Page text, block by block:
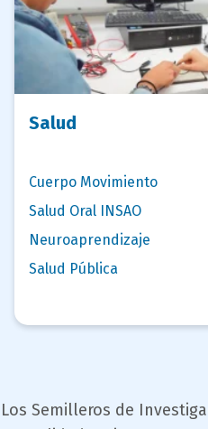
Salud
Cuerpo Movimiento
Salud Oral INSAO
Neuroaprendizaje
Salud Pública
campo
Los Semilleros de